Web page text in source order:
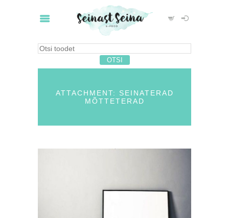
ATTACHMENT: SEINATERAD
MÕTTETERAD